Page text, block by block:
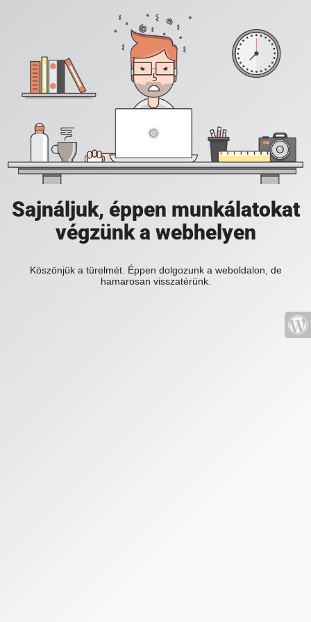
Sajnáljuk, éppen munkálatokat
végzünk a webhelyen
Köszönjük a türelmét. Éppen dolgozunk a weboldalon, de
hamarosan visszatérünk.